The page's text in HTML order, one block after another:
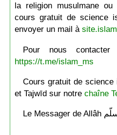
la religion musulmane
cours gratuit de science
envoyer un mail à
Pour nous
https://t.me/islam_ms
Cours gratuit de science
et Tajwīd sur notre chaîne